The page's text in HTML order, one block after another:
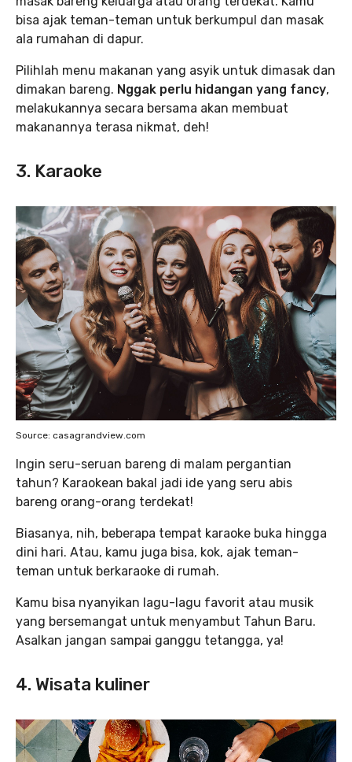
bisa ajak teman-teman untuk berkumpul dan masak
ala rumahan di dapur.
Pilihlah menu makanan yang asyik untuk dimasak dan
dimakan bareng. Nggak perlu hidangan yang fancy,
melakukannya secara bersama akan membuat
makanannya terasa nikmat, deh!
3. Karaoke
Source: casagrandview.com
Ingin seru-seruan bareng di malam pergantian
tahun? Karaokean bakal jadi ide yang seru abis
bareng orang-orang terdekat!
Biasanya, nih, beberapa tempat karaoke buka hingga
dini hari. Atau, kamu juga bisa, kok, ajak teman-
teman untuk berkaraoke di rumah.
Kamu bisa nyanyikan lagu-lagu favorit atau musik
yang bersemangat untuk menyambut Tahun Baru.
Asalkan jangan sampai ganggu tetangga, ya!
4. Wisata kuliner